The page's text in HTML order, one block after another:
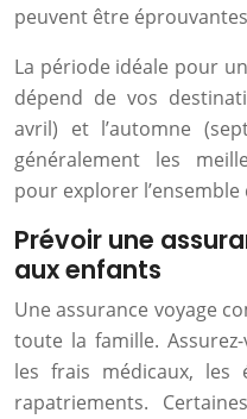
peuvent être
La période idéale pour
dépend de vos
avril) et l’automne
généralement les
pour explorer l’ensemble
Prévoir une
aux enfants
Une assurance voyage
toute la famille.
les frais médicaux, les
rapatriements.